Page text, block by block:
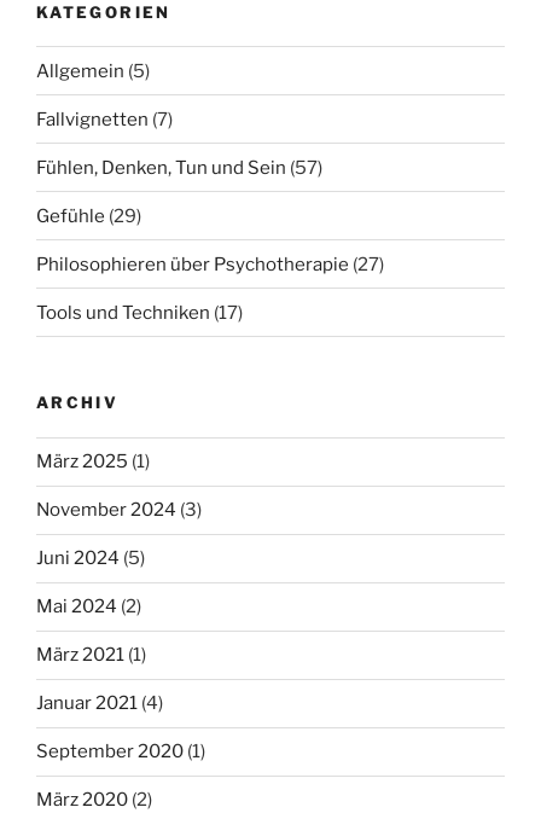
KATEGORIEN
Allgemein (5)
Fallvignetten (7)
Fühlen, Denken, Tun und Sein (57)
Gefühle (29)
Philosophieren über Psychotherapie (27)
Tools und Techniken (17)
ARCHIV
März 2025 (1)
November 2024 (3)
Juni 2024 (5)
Mai 2024 (2)
März 2021 (1)
Januar 2021 (4)
September 2020 (1)
März 2020 (2)